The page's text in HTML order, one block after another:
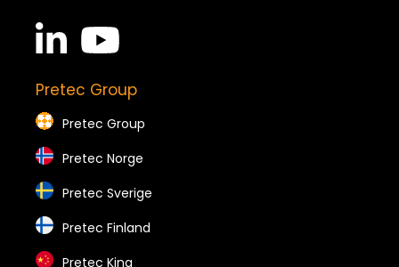
linkedin
in
Pretec Group
Pretec Group
Pretec Norge
Pretec Sverige
Pretec Finland
Pretec Kina